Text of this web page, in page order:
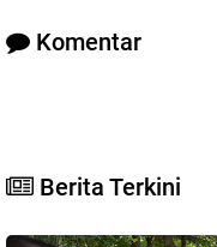
Komentar
Berita Terkini